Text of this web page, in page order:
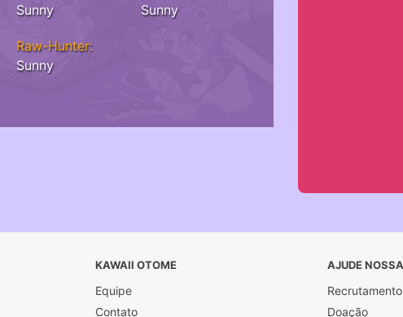
Sunny
Sunny
Raw-Hunter:
Sunny
KAWAII OTOME
Equipe
Contato
AJUDE
Recrutamento
Doação